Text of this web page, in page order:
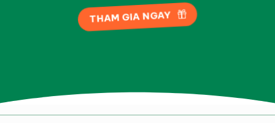
THAM GIA NGAY